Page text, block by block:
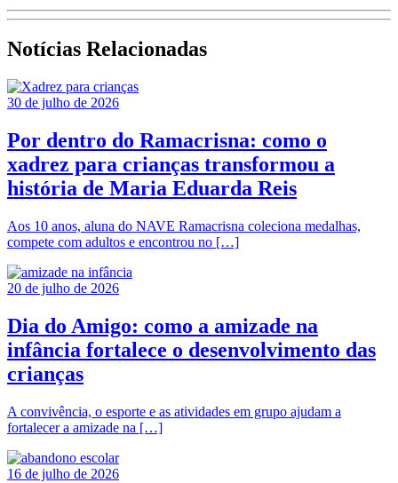
Notícias Relacionadas
30 de julho de 2026
Por dentro do Ramacrisna: como o
xadrez para crianças transformou a
história de Maria Eduarda Reis
Aos 10 anos, aluna do NAVE Ramacrisna coleciona medalhas,
compete com adultos e encontrou no […]
20 de julho de 2026
Dia do Amigo: como a amizade na
infância fortalece o desenvolvimento das
crianças
A convivência, o esporte e as atividades em grupo ajudam a
fortalecer a amizade na […]
16 de julho de 2026